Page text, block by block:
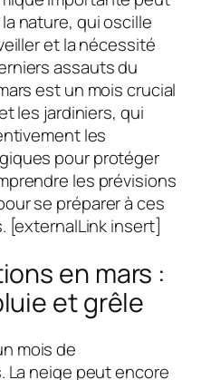
nature, qui oscille
et la nécessité
assauts du
est un mois crucial
les jardiniers, qui
les
pour protéger
les prévisions
se préparer à ces
[externalLink insert]
en mars :
et grêle
mois de
La neige peut encore